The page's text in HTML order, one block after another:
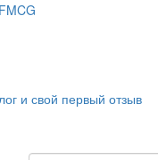
FMCG
и свой первый отзыв